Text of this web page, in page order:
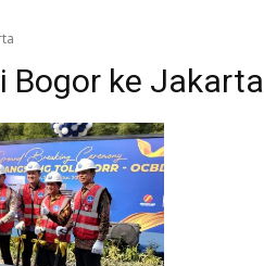
Bogor ke Jakarta